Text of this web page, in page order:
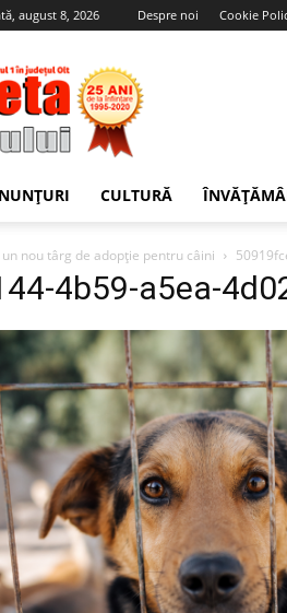
august 8, 2026 Despre noi Cookie
Gazeta
Oltului
CULTURĂ
nou târg de adopție pentru câini
4b59-a5ea-